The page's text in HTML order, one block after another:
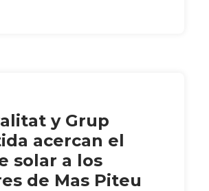
y Grup
acercan el
solar a los
de Mas Piteu